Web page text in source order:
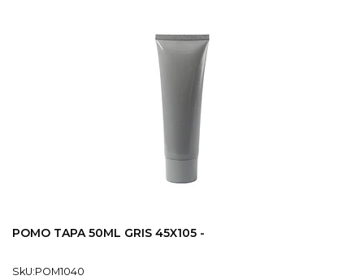
POMO TAPA 50ML GRIS 45X105 -
SkU:POM1040